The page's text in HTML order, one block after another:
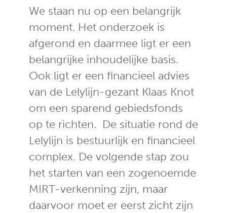
We staan nu op een belangrijk
moment. Het onderzoek is
afgerond en daarmee ligt er een
belangrijke inhoudelijke basis.
Ook ligt er een financieel advies
van de Lelylijn-gezant Klaas Knot
om een sparend gebiedsfonds
op te richten. De situatie rond de
Lelylijn is bestuurlijk en financieel
complex. De volgende stap zou
het starten van een zogenoemde
MIRT-verkenning zijn, maar
daarvoor moet er eerst zicht zijn